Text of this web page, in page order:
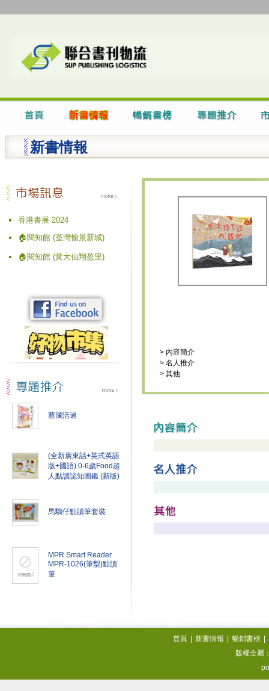
新書情報
香港書展 2024
🏠閱知館 (荃灣愉景新城)
🏠閱知館 (黃大仙翔盈里)
蔡瀾活過
(全新廣東話+英式英語
版+國語) 0-6歲Food超
人點讀認知圖鑑 (新版)
馬騮仔點讀筆套裝
MPR Smart Reader
MPR-1026(筆型)點讀
筆
> 內容簡介
> 名人推介
> 其他
首頁 新書情報 暢銷書榜
版權全屬